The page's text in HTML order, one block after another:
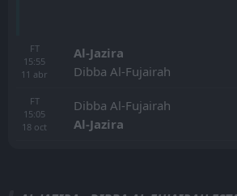
FT
15:55
11 abr
Al-Jazira
Dibba Al-Fujairah
FT
15:05
18 oct
Dibba Al-Fujairah
Al-Jazira